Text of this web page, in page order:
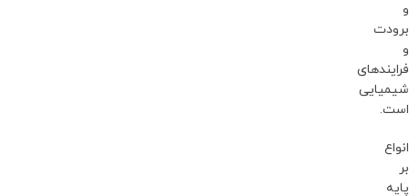
و
برودت
و
فرایندهای
شیمیایی
است.
انواع
بر
پایه